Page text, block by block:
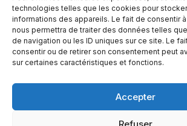
technologies telles que les cookies pour
informations des appareils. Le fait de consentir
nous permettra de traiter des données telles
de navigation ou les ID uniques sur ce site. Le
consentir ou de retirer son consentement peut
sur certaines caractéristiques et fonctions.
Accepter
Refuser
Espace C.S.E
Session Privée Urbain
Réglez votre facture